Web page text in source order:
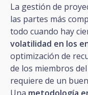
La gestión de
las partes más
todo cuando hay
volatilidad en los
optimización de
de los miembros
requiere de un